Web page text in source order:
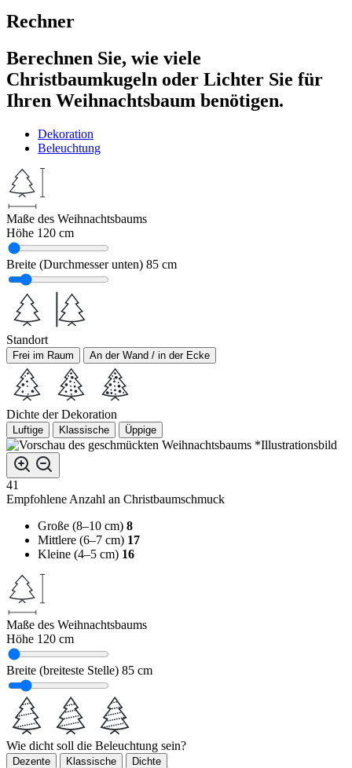
Rechner
Berechnen Sie, wie viele
Christbaumkugeln oder Lichter Sie für
Ihren Weihnachtsbaum benötigen.
Dekoration
Beleuchtung
Maße des Weihnachtsbaums
Höhe 120 cm
Breite (Durchmesser unten) 85 cm
Standort
Frei im Raum An der Wand / in der Ecke
Dichte der Dekoration
Luftige Klassische Üppige
*Illustrationsbild
41
Empfohlene Anzahl an Christbaumschmuck
Große (8–10 cm) 8
Mittlere (6–7 cm) 17
Kleine (4–5 cm) 16
Maße des Weihnachtsbaums
Höhe 120 cm
Breite (breiteste Stelle) 85 cm
Wie dicht soll die Beleuchtung sein?
Dezente Klassische Dichte